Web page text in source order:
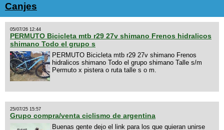
Canjes
05/07/26 12:44
PERMUTO Bicicleta mtb r29 27v shimano Frenos hidralicos
shimano Todo el grupo s
PERMUTO Bicicleta mtb r29 27v shimano Frenos
hidralicos shimano Todo el grupo shimano Talle s/m
Permuto x pistera o ruta talle s o m.
25/07/25 15:57
Grupo compra/venta ciclismo de argentina
Buenas gente dejo el link para los que quieran unirse